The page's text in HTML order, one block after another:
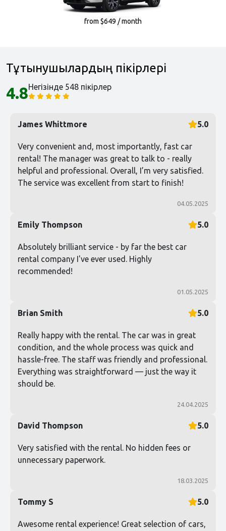
from $649 / month
Тұтынушылардың пікірлері
4.8Негізінде 548 пікірлер
James Whittmore 5.0
Very convenient and, most importantly, fast car
rental! The manager was great to talk to - really
helpful and professional. Overall, I’m very satisfied.
The service was excellent from start to finish!
04.05.2025
Emily Thompson 5.0
Absolutely brilliant service - by far the best car
rental company I've ever used. Highly
recommended!
01.05.2025
Brian Smith 5.0
Really happy with the rental. The car was in great
condition, and the whole process was quick and
hassle-free. The staff was friendly and professional.
Everything was straightforward — just the way it
should be.
24.04.2025
David Thompson 5.0
Very satisfied with the rental. No hidden fees or
unnecessary paperwork.
18.03.2025
Tommy S 5.0
Awesome rental experience! Great selection of cars,